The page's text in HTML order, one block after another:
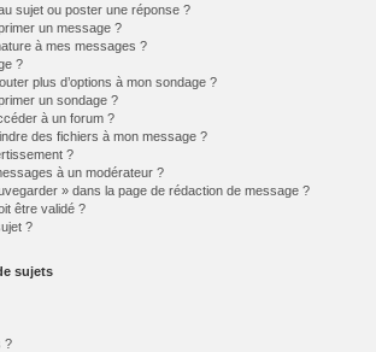
sujet ou poster une réponse ?
un message ?
à mes messages ?
?
plus d’options à mon sondage ?
un sondage ?
à un forum ?
des fichiers à mon message ?
?
à un modérateur ?
» dans la page de rédaction de message ?
être validé ?
?
sujets
?